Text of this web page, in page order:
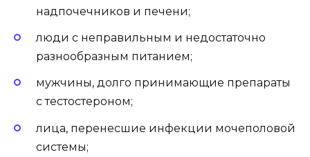
надпочечников и печени;
люди с неправильным и недостаточно
разнообразным питанием;
мужчины, долго принимающие препараты
с тестостероном;
лица, перенесшие инфекции мочеполовой
системы;